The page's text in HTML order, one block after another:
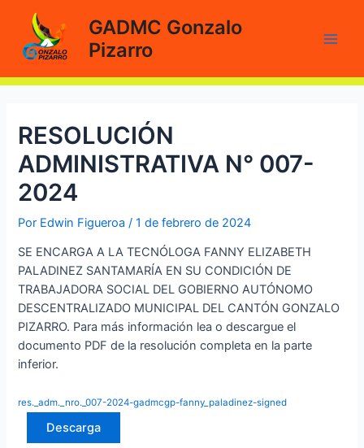
contenido
GADMC Gonzalo
Pizarro
RESOLUCIÓN
ADMINISTRATIVA N° 007-
2024
Por Edwin Figueroa/1 de febrero de 2024
SE ENCARGA A LA TECNÓLOGA FANNY ELIZABETH
PALADINEZ SANTAMARÍA EN SU CONDICIÓN DE
TRABAJADORA SOCIAL DEL GOBIERNO AUTÓNOMO
DESCENTRALIZADO MUNICIPAL DEL CANTÓN GONZALO
PIZARRO. Para más información lea o descargue el
documento PDF de la resolución completa en la parte
inferior.
res._adm._nro._007-2024-gadmcgp-fanny_paladinez-signed
Descarga